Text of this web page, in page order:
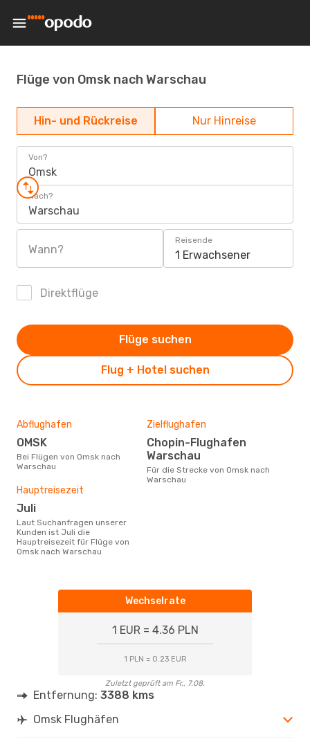
Flüge von Omsk nach Warschau
Hin- und Rückreise Nur Hinreise
Von?
Omsk
Nach?
Warschau
Wann?
Reisende
1 Erwachsener
Direktflüge
Flug + Hotel suchen
Flüge suchen
Abflughafen
OMSK
Bei Flügen von Omsk nach
Warschau
Zielflughafen
Chopin-Flughafen
Warschau
Für die Strecke von Omsk nach
Warschau
Hauptreisezeit
Juli
Laut Suchanfragen unserer
Kunden ist Juli die
Hauptreisezeit für Flüge von
Omsk nach Warschau
Wechselrate
1 EUR = 4.36 PLN
1 PLN = 0.23 EUR
Zuletzt geprüft am Fr., 7.08.
Entfernung: 3388 kms
Omsk Flughäfen